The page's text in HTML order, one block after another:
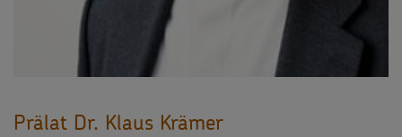
Prälat Dr. Klaus Krämer